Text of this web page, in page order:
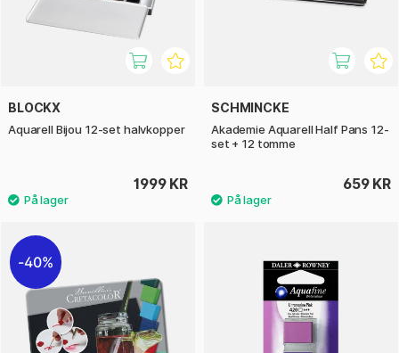
BLOCKX
Aquarell Bijou 12-set halvkopper
1999 KR
SCHMINCKE
Akademie Aquarell Half Pans 12-
set + 12 tomme
659 KR
40%